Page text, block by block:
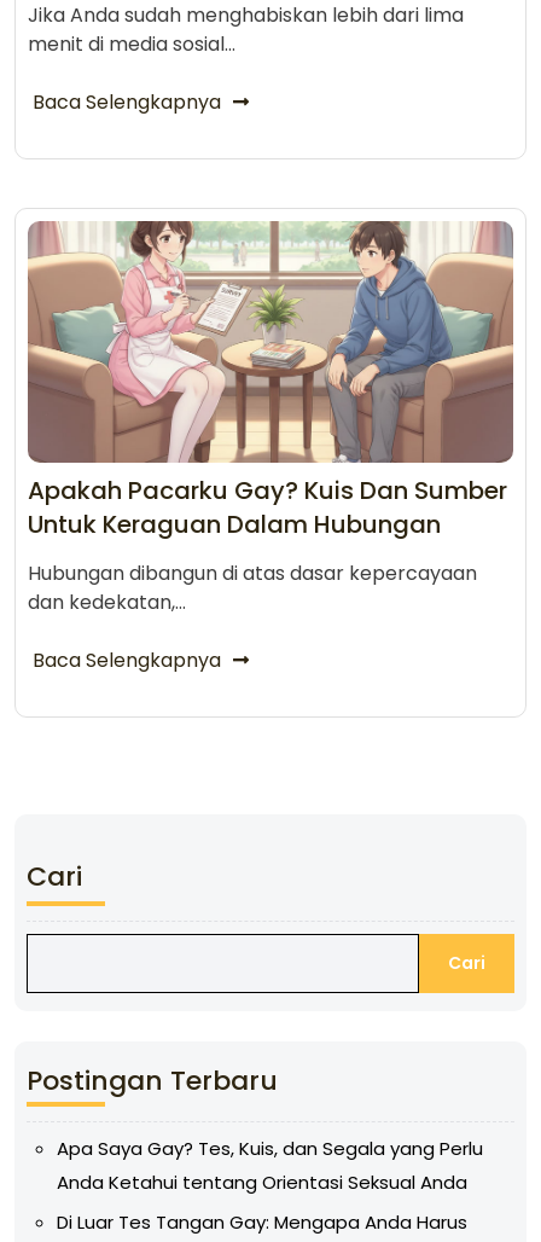
Jika Anda sudah menghabiskan lebih dari lima
menit di media sosial...
Baca Selengkapnya
Apakah Pacarku Gay? Kuis Dan Sumber
Untuk Keraguan Dalam Hubungan
Hubungan dibangun di atas dasar kepercayaan
dan kedekatan,…
Baca Selengkapnya
Cari
Cari
Postingan Terbaru
Apa Saya Gay? Tes, Kuis, dan Segala yang Perlu
Anda Ketahui tentang Orientasi Seksual Anda
Di Luar Tes Tangan Gay: Mengapa Anda Harus